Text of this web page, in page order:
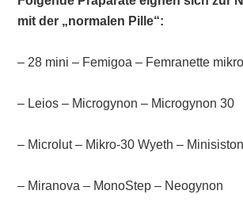
mit der „normalen Pille“:
– 28 mini – Femigoa – Femranette mikro
– Leios – Microgynon – Microgynon 30
– Microlut – Mikro-30 Wyeth – Minisiston
– Miranova – MonoStep – Neogynon